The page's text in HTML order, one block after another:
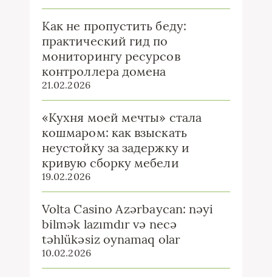
Как не пропустить беду:
практический гид по
мониторингу ресурсов
контроллера домена
21.02.2026
«Кухня моей мечты» стала
кошмаром: как взыскать
неустойку за задержку и
кривую сборку мебели
19.02.2026
Volta Casino Azərbaycan: nəyi
bilmək lazımdır və necə
təhlükəsiz oynamaq olar
10.02.2026